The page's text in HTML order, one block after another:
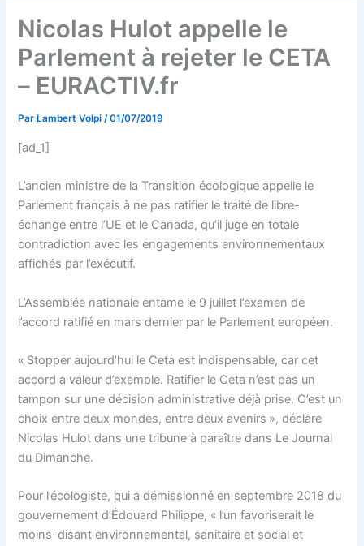
Nicolas Hulot appelle le
Parlement à rejeter le CETA
– EURACTIV.fr
Par Lambert Volpi/01/07/2019
[ad_1]
L’ancien ministre de la Transition écologique appelle le
Parlement français à ne pas ratifier le traité de libre-
échange entre l’UE et le Canada, qu’il juge en totale
contradiction avec les engagements environnementaux
affichés par l’exécutif.
L’Assemblée nationale entame le 9 juillet l’examen de
l’accord ratifié en mars dernier par le Parlement européen.
« Stopper aujourd’hui le Ceta est indispensable, car cet
accord a valeur d’exemple. Ratifier le Ceta n’est pas un
tampon sur une décision administrative déjà prise. C’est un
choix entre deux mondes, entre deux avenirs », déclare
Nicolas Hulot dans une tribune à paraître dans Le Journal
du Dimanche.
Pour l’écologiste, qui a démissionné en septembre 2018 du
gouvernement d’Édouard Philippe, « l’un favoriserait le
moins-disant environnemental, sanitaire et social et